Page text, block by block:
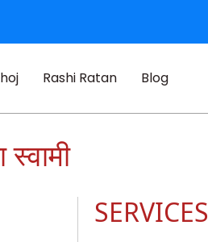
Rashi Ratan Blog
SERVICES